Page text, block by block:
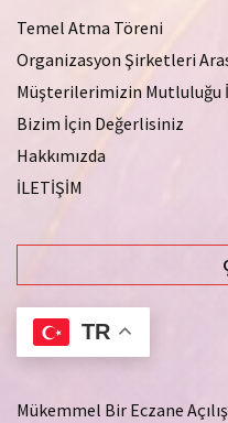
Temel Atma Töreni
Organizasyon Şirketleri
Müşterilerimizin Mutluluğu
Bizim İçin Değerlisiniz
Hakkımızda
İLETİŞİM
TR
Mükemmel Bir Eczane